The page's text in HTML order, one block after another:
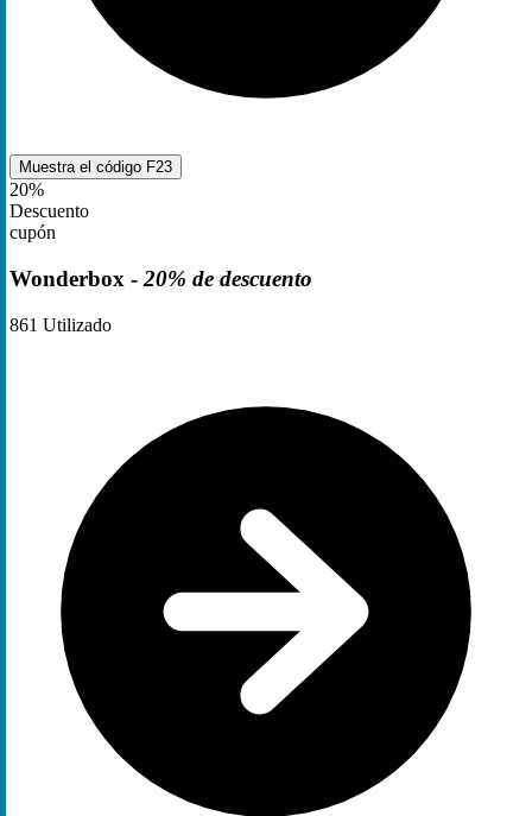
Muestra el código F23
20%
Descuento
cupón
Wonderbox - 20% de descuento
861 Utilizado